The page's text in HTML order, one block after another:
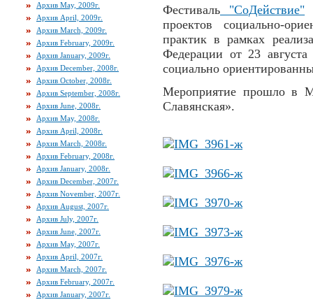
Архив May, 2009г.
Архив April, 2009г.
Архив March, 2009г.
Архив February, 2009г.
Архив January, 2009г.
Архив December, 2008г.
Архив October, 2008г.
Архив September, 2008г.
Архив June, 2008г.
Архив May, 2008г.
Архив April, 2008г.
Архив March, 2008г.
Архив February, 2008г.
Архив January, 2008г.
Архив December, 2007г.
Архив November, 2007г.
Архив August, 2007г.
Архив July, 2007г.
Архив June, 2007г.
Архив May, 2007г.
Архив April, 2007г.
Архив March, 2007г.
Архив February, 2007г.
Архив January, 2007г.
Фестиваль "СоДействие"
проектов социально-
практик в рамках
Федерации от 23
социально
Мероприятие прошло в
Славянская».